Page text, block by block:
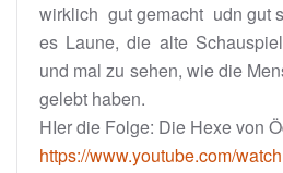
wirklich gut gemacht udn gut
es Laune, die alte
und mal zu sehen, wie die
gelebt haben.
HIer die Folge: Die Hexe von
https://www.youtube.com/